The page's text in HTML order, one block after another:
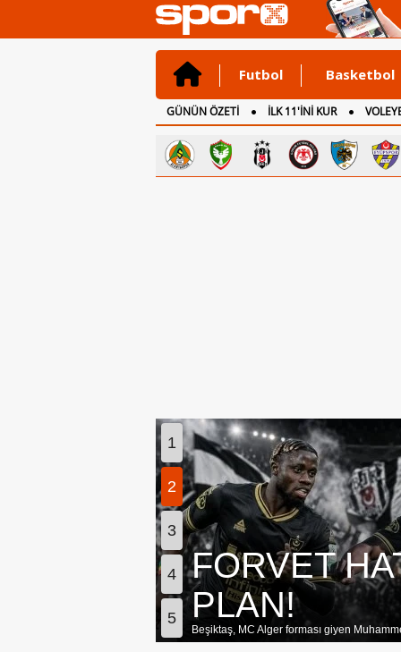
Futbol Basketbol
GÜNÜN ÖZETİ İLK 11'İNİ KUR
CANLI ANLATIM
İNGİLTERE
1
2
3
4
5
FORVET
PLAN!
Beşiktaş, MC Alger forması giyen